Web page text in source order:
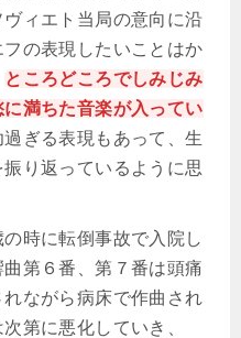
ィエト当局の意向に沿
の表現したいことはか
ところどころでしみじみ
満ちた音楽が入ってい
過ぎる表現もあって、生
り返っているように思
時に転倒事故で入院し
第６番、第７番は頭痛
ながら病床で作曲され
第に悪化していき、